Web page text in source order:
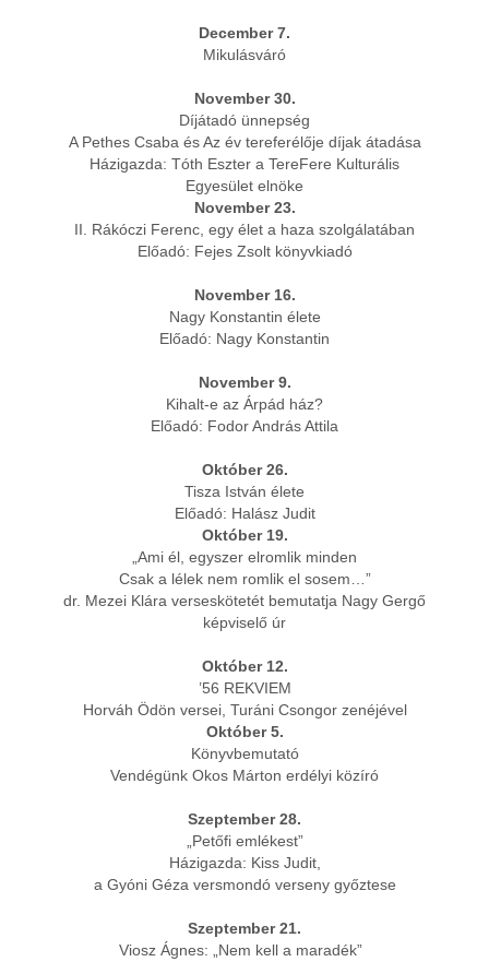
December 7.
Mikulásváró
November 30.
Díjátadó ünnepség
A Pethes Csaba és Az év tereferélője díjak átadása
Házigazda: Tóth Eszter a TereFere Kulturális
Egyesület elnöke
November 23.
II. Rákóczi Ferenc, egy élet a haza szolgálatában
Előadó: Fejes Zsolt könyvkiadó
November 16.
Nagy Konstantin élete
Előadó: Nagy Konstantin
November 9.
Kihalt-e az Árpád ház?
Előadó: Fodor András Attila
Október 26.
Tisza István élete
Előadó: Halász Judit
Október 19.
„Ami él, egyszer elromlik minden
Csak a lélek nem romlik el sosem…”
dr. Mezei Klára verseskötetét bemutatja Nagy Gergő
képviselő úr
Október 12.
’56 REKVIEM
Horváh Ödön versei, Turáni Csongor zenéjével
Október 5.
Könyvbemutató
Vendégünk Okos Márton erdélyi közíró
Szeptember 28.
„Petőfi emlékest”
Házigazda: Kiss Judit,
a Gyóni Géza versmondó verseny győztese
Szeptember 21.
Viosz Ágnes: „Nem kell a maradék”